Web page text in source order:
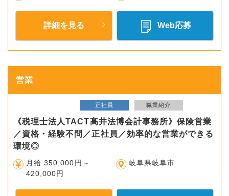
詳細を見る Web応募
営業
正社員 職業紹介
《税理士法人TACT髙井法博会計事務所》保険営業
／資格・経験不問／正社員／効率的な営業ができる
環境◎
月給 350,000円～
420,000円
岐阜県岐阜市